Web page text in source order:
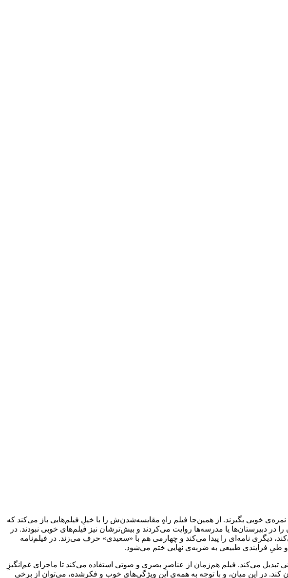
نمره‌ی خوبی بگیرند. از همین‌جا فیلم راهِ مقایسه‌شدن‌ش را با خیلِ فیلم‌هایی باز می‌کند که
ناهار (علی‌رضا قاسمی، 2017) ــ ساخته شدند و داستان‌شان را در دبیرستان‌ها یا مدرسه‌ها روایت می‌کردند و بیش‌ترشان نیز فیلم‌های خوبی نبودند. در
دیگری نامه‌ای را پیدا می‌کند و چهارمی هم با «سعیدی» حرف می‌زند. در فیلم‌نامه
طیِ فرایندی طبیعی به ضربه‌ی نهایی ختم می‌شود.
تبدیل می‌کند. فیلم‌ هم‌زمان از عناصرِ بصری و صوتی استفاده می‌کند تا ماجرای غم‌انگیزِ
در این میان، و با توجه به همه‌ی این ویژگی‌های خوب و فکرشده، می‌توان از برخی